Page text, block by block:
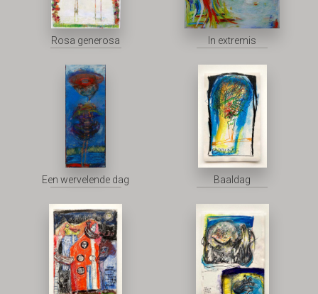
Rosa generosa In extremis
Een wervelende dag Baaldag